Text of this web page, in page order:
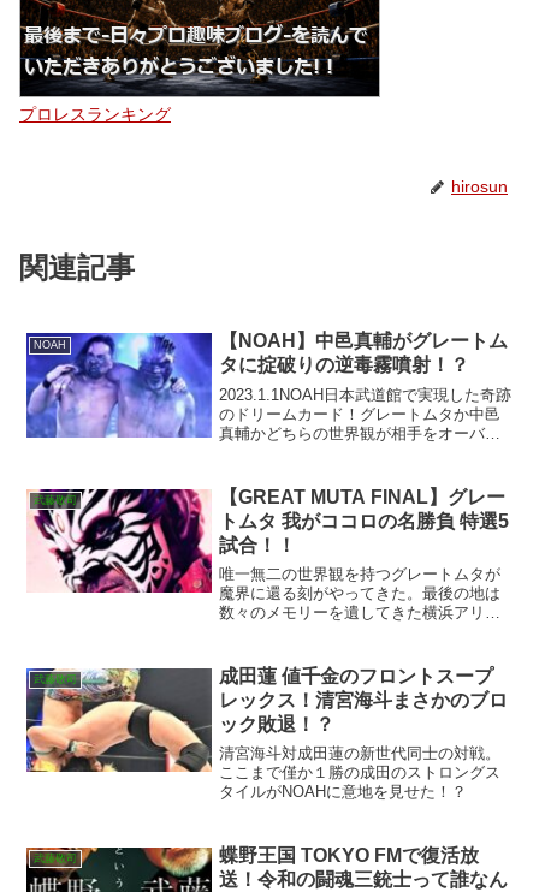
プロレスランキング
hirosun
関連記事
NOAH
【NOAH】中邑真輔がグレートム
タに掟破りの逆毒霧噴射！？
2023.1.1NOAH日本武道館で実現した奇跡
のドリームカード！グレートムタか中邑
真輔かどちらの世界観が相手をオーバー
武藤敬司
【GREAT MUTA FINAL】グレー
トムタ 我がココロの名勝負 特選5
試合！！
唯一無二の世界観を持つグレートムタが
魔界に還る刻がやってきた。最後の地は
数々のメモリーを遺してきた横浜アリー
武藤敬司
成田蓮 値千金のフロントスープ
レックス！清宮海斗まさかのブロ
ック敗退！？
清宮海斗対成田蓮の新世代同士の対戦。
ここまで僅か１勝の成田のストロングス
タイルがNOAHに意地を見せた！？
武藤敬司
蝶野王国 TOKYO FMで復活放
送！令和の闘魂三銃士って誰なん